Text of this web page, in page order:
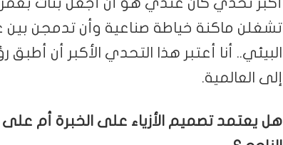
تشغلن ماكنة خياطة صناعية وأن تدمجن
البيئي.. أنا أعتبر هذا التحدي الأكبر أن
إلى العالمية.
هل يعتمد تصميم الأزياء على الخبرة أم